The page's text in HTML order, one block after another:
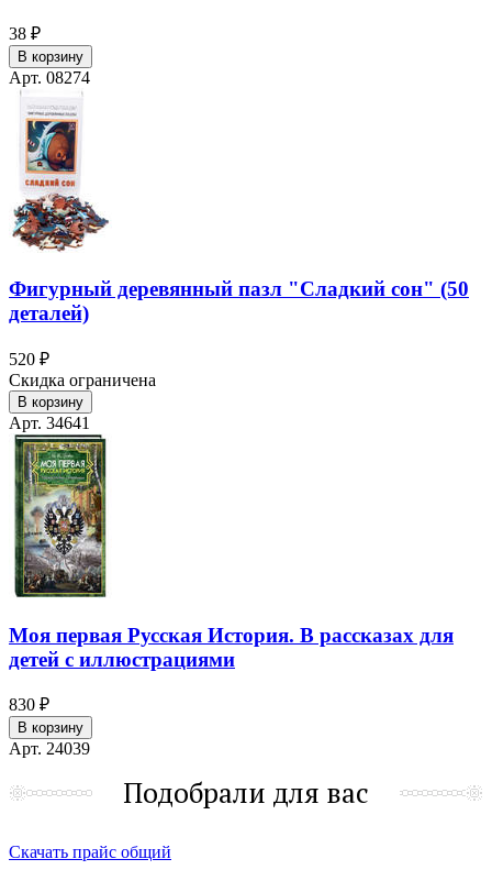
38 ₽
В корзину
Арт. 08274
Фигурный деревянный пазл "Сладкий сон" (50
деталей)
520 ₽
Скидка ограничена
В корзину
Арт. 34641
Моя первая Русская История. В рассказах для
детей с иллюстрациями
830 ₽
В корзину
Арт. 24039
Подобрали для вас
Скачать прайс общий